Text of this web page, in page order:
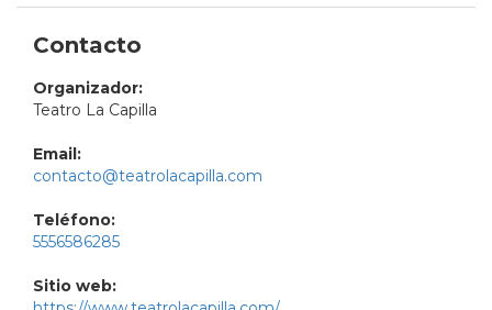
Contacto
Organizador:
Teatro La Capilla
Email:
contacto@teatrolacapilla.com
Teléfono:
5556586285
Sitio web: